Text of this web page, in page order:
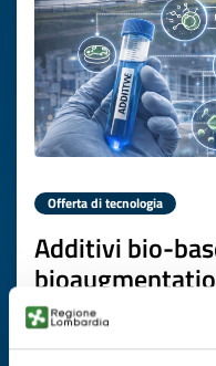
Offerta di tecnologia
Additivi bio-
acque
ID EEN: